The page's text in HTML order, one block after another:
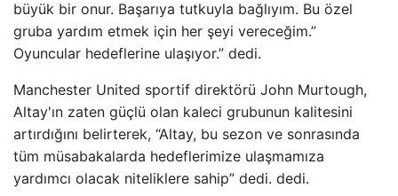
büyük bir onur. Başarıya tutkuyla bağlıyım. Bu özel
gruba yardım etmek için her şeyi vereceğim.”
Oyuncular hedeflerine ulaşıyor.” dedi.
Manchester United sportif direktörü John Murtough,
Altay'ın zaten güçlü olan kaleci grubunun kalitesini
artırdığını belirterek, “Altay, bu sezon ve sonrasında
tüm müsabakalarda hedeflerimize ulaşmamıza
yardımcı olacak niteliklere sahip” dedi. dedi.